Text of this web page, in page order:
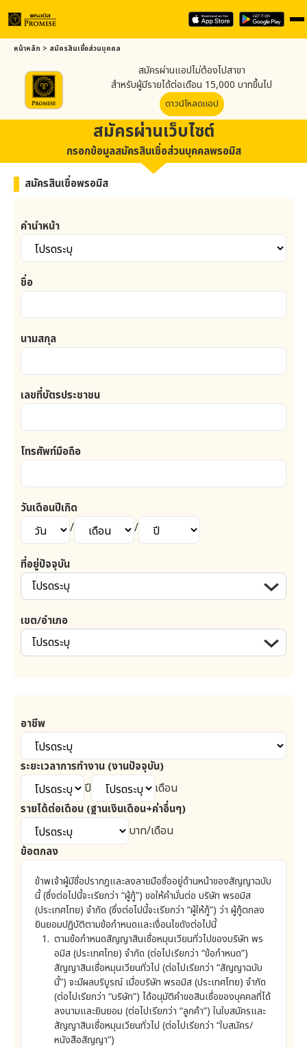
หน้าหลัก > สมัครสินเชื่อส่วนบุคคล
สมัครผ่านแอปไม่ต้องไปสาขา
สำหรับผู้มีรายได้ต่อเดือน 15,000 บาทขึ้นไป
ดาวน์โหลดแอป
สมัครผ่านเว็บไซต์
กรอกข้อมูลสมัครสินเชื่อส่วนบุคคลพรอมิส
สมัครสินเชื่อพรอมิส
คำนำหน้า
ชื่อ
นามสกุล
เลขที่บัตรประชาชน
โทรศัพท์มือถือ
วันเดือนปีเกิด
/ /
ที่อยู่ปัจจุบัน
โปรดระบุ
เขต/อำเภอ
โปรดระบุ
อาชีพ
ระยะเวลาการทำงาน (งานปัจจุบัน)
ปี เดือน
รายได้ต่อเดือน (ฐานเงินเดือน+ค่าอื่นๆ)
บาท/เดือน
ข้อตกลง
ข้าพเจ้าผู้มีชื่อปรากฏและลงลายมือชื่ออยู่ด้านหน้าของสัญญาฉบับ
นี้ (ซึ่งต่อไปนี้จะเรียกว่า “ผู้กู้”) ขอให้คำมั่นต่อ บริษัท พรอมิส
(ประเทศไทย) จำกัด (ซึ่งต่อไปนี้จะเรียกว่า “ผู้ให้กู้”) ว่า ผู้กู้ตกลง
ยินยอมปฏิบัติตามข้อกำหนดและเงื่อนไขดังต่อไปนี้
ตามข้อกำหนดสัญญาสินเชื่อหมุนเวียนทั่วไปของบริษัท พร
อมิส (ประเทศไทย) จำกัด (ต่อไปเรียกว่า “ข้อกำหนด”)
สัญญาสินเชื่อหมุนเวียนทั่วไป (ต่อไปเรียกว่า “สัญญาฉบับ
นี้”) จะมีผลบริบูรณ์ เมื่อบริษัท พรอมิส (ประเทศไทย) จำกัด
(ต่อไปเรียกว่า “บริษัท”) ได้อนุมัติคำขอสินเชื่อของบุคคลที่ได้
ลงนามและยินยอม (ต่อไปเรียกว่า “ลูกค้า”) ในใบสมัครและ
สัญญาสินเชื่อหมุนเวียนทั่วไป (ต่อไปเรียกว่า “ใบสมัคร/
หนังสือสัญญา”)